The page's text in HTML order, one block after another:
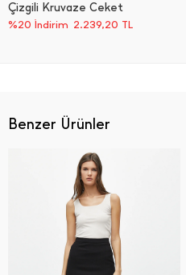
Benzer Ürünler
Çizgili Kruvaze Ceket
%20 İndirim 2.239,20 TL